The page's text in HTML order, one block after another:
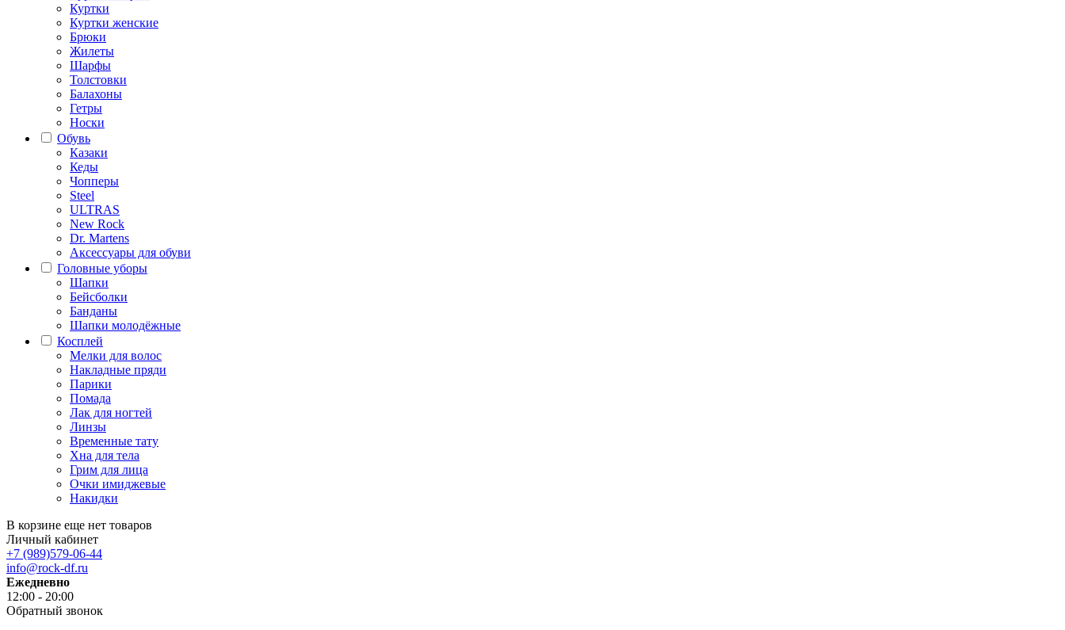
Куртки
Куртки женские
Брюки
Жилеты
Шарфы
Толстовки
Балахоны
Гетры
Носки
Обувь
Казаки
Кеды
Чопперы
Steel
ULTRAS
New Rock
Dr. Martens
Аксессуары для обуви
Головные уборы
Шапки
Бейсболки
Банданы
Шапки молодёжные
Косплей
Мелки для волос
Накладные пряди
Парики
Помада
Лак для ногтей
Линзы
Временные тату
Хна для тела
Грим для лица
Очки имиджевые
Накидки
В корзине еще нет товаров
Личный кабинет
+7 (989)579-06-44
info@rock-df.ru
Ежедневно
12:00 - 20:00
Обратный звонок